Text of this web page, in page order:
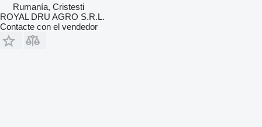
Rumanía, Cristesti
ROYAL DRU AGRO S.R.L.
Contacte con el vendedor